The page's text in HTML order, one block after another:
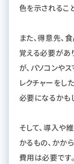
色を示されるこ
また、得意先、
覚える必要があ
が、パソコンや
レクチャーをし
必要になるかも
そして、導入や
かるもの、かか
費用は必要です